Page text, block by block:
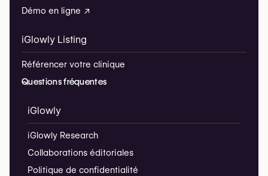
Démo en ligne ↗
iGlowly Listing
Référencer votre clinique
Questions fréquentes
iGlowly
iGlowly Research
Collaborations éditoriales
Politique de confidentialité